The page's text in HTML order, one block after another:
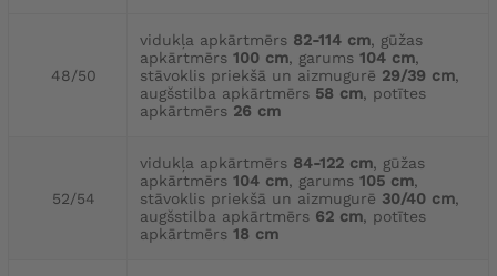
48/50
vidukļa apkārtmērs 82-114 cm, gūžas
apkārtmērs 100 cm, garums 104 cm,
stāvoklis priekšā un aizmugurē 29/39 cm,
augšstilba apkārtmērs 58 cm, potītes
apkārtmērs 26 cm
52/54
vidukļa apkārtmērs 84-122 cm, gūžas
apkārtmērs 104 cm, garums 105 cm,
stāvoklis priekšā un aizmugurē 30/40 cm,
augšstilba apkārtmērs 62 cm, potītes
apkārtmērs 18 cm